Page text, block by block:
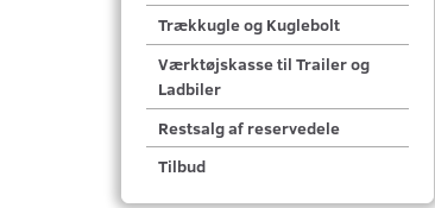
Trækkugle og Kuglebolt
Værktøjskasse til Trailer og
Ladbiler
Restsalg af reservedele
Tilbud